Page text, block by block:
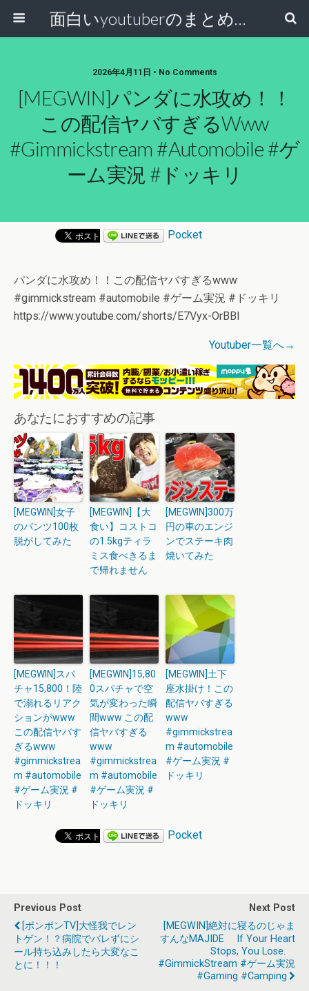
面白いyoutuberのまとめ動画
2026年4月11日 • No Comments
[MEGWIN]パンダに水攻め！！
この配信ヤバすぎるwww
#gimmickstream #automobile #ゲ
ーム実況 #ドッキリ
Pocket
パンダに水攻め！！この配信ヤバすぎるwww
#gimmickstream #automobile #ゲーム実況 #ドッキリ
https://www.youtube.com/shorts/E7Vyx-OrBBI
Youtuber一覧へ→
あなたにおすすめの記事
[MEGWIN]女子
のパンツ100枚
脱がしてみた
[MEGWIN]【大
食い】コストコ
の1.5kgティラ
ミス食べきるま
で帰れません
[MEGWIN]300万
円の車のエンジ
ンでステーキ肉
焼いてみた
[MEGWIN]スパ
チャ15,800！陸
で溺れるリアク
ションがwww
この配信ヤバす
ぎるwww
#gimmickstrea
m #automobile
#ゲーム実況 #
ドッキリ
[MEGWIN]15,80
0スパチャで空
気が変わった瞬
間www この配
信ヤバすぎる
www
#gimmickstrea
m #automobile
#ゲーム実況 #
ドッキリ
[MEGWIN]土下
座水掛け！この
配信ヤバすぎる
www
#gimmickstrea
m #automobile
#ゲーム実況 #
ドッキリ
Pocket
Previous Post
[ボンボンTV]大怪我でレン
トゲン！？病院でバレずにシ
ール持ち込みしたら大変なこ
とに！！！
Next Post
[MEGWIN]絶対に寝るのじゃま
すんなMAJIDE If Your Heart
Stops, You Lose.
#GimmickStream #ゲーム実況
#Gaming #camping